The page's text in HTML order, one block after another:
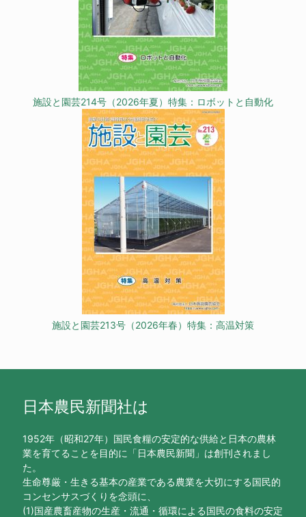
施設と園芸214号（2026年夏）特集：ロボットと自動化
施設と園芸213号（2026年春）特集：高温対策
日本農民新聞社は
1952年（昭和27年）国民食糧の安定的な供給と日本の農林
業を育てることを目的に「日本農民新聞」は創刊されまし
た。
生命尊厳・生きる基本の産業である農業を大切にする国民的
コンセンサスづくりを念頭に、
(1)国産農畜産物の生産・流通・循環による国民の食料の安定